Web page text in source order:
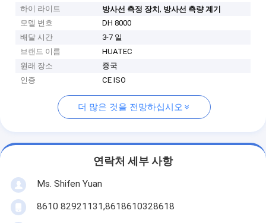
하이 라이트 방사선 측정 장치, 방사선 측량 계기
모델 번호
DH 8000
배달 시간
3-7 일
브랜드 이름
HUATEC
원래 장소
중국
인증
CE ISO
더 많은 것을 전망하십시오
연락처 세부 사항
Ms. Shifen Yuan
8610 82921131,8618610328618